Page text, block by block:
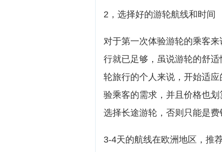
2，选择好的游轮航线和时间
对于第一次体验游轮的乘客
行就已足够，虽说游轮的舒
轮旅行的个人来说，开始适
验乘客的需求，并且价格也
选择长途游轮，否则只能是
3-4天的航线在欧洲地区，推